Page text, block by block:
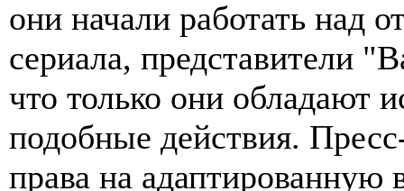
они начали работать над
сериала, представители
что только они обладают
подобные действия.
права на